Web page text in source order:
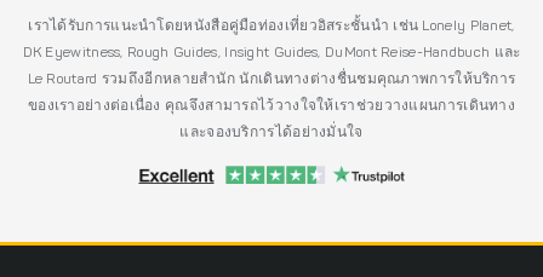
เราได้รับการแนะนำโดยหนังสือคู่มือท่องเที่ยวอิสระชั้นนำ เช่น Lonely Planet,
DK Eyewitness, Rough Guides, Insight Guides, DuMont Reise-Handbuch และ
Le Routard รวมถึงอีกหลายสำนัก นักเดินทางต่างชื่นชมคุณภาพการให้บริการ
ของเราอย่างต่อเนื่อง คุณจึงสามารถไว้วางใจให้เราช่วยวางแผนการเดินทาง
และจองบริการได้อย่างมั่นใจ